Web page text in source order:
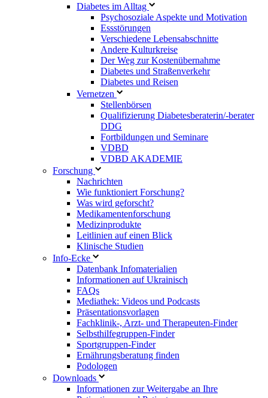
Diabetes im Alltag
Psychosoziale Aspekte und Motivation
Essstörungen
Verschiedene Lebensabschnitte
Andere Kulturkreise
Der Weg zur Kostenübernahme
Diabetes und Straßenverkehr
Diabetes und Reisen
Vernetzen
Stellenbörsen
Qualifizierung Diabetesberaterin/­-berater
DDG
Fortbildungen und Seminare
VDBD
VDBD AKADEMIE
Forschung
Nachrichten
Wie funktioniert Forschung?
Was wird geforscht?
Medikamentenforschung
Medizinprodukte
Leitlinien auf einen Blick
Klinische Studien
Info-Ecke
Datenbank Infomaterialien
Informationen auf Ukrainisch
FAQs
Mediathek: Videos und Podcasts
Präsentationsvorlagen
Fachklinik-, Arzt- und Therapeuten-Finder
Selbsthilfegruppen-Finder
Sportgruppen-Finder
Ernährungsberatung finden
Podologen
Downloads
Informationen zur Weitergabe an Ihre